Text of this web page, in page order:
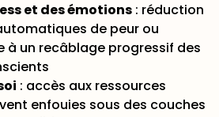
et des émotions : réduction
de peur ou
à un recâblage progressif des
: accès aux ressources
enfouies sous des couches